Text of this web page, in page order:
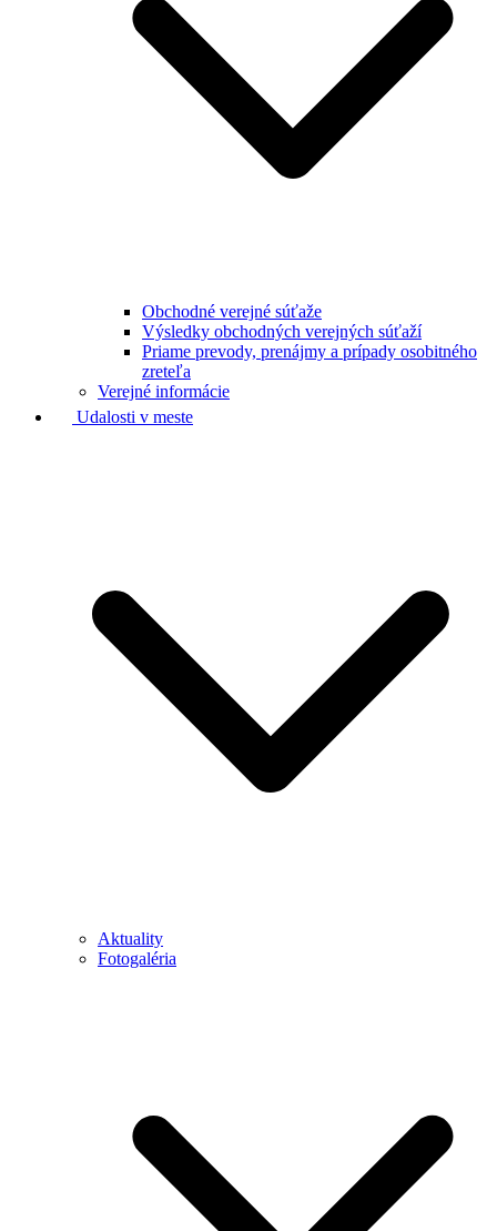
Obchodné verejné súťaže
Výsledky obchodných verejných súťaží
Priame prevody, prenájmy a prípady osobitného
zreteľa
Verejné informácie
Udalosti v meste
Aktuality
Fotogaléria